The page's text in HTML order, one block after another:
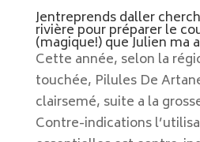
Jentreprends daller
rivière pour préparer le
(magique!) que Julien ma
Cette année, selon la
touchée, Pilules De
clairsemé, suite a la
Contre-indications